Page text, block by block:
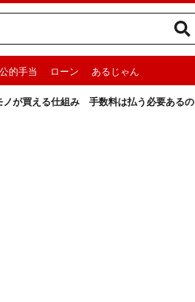
的手当 ローン あるじゃん
ノが買える仕組み 手数料は払う必要あるの